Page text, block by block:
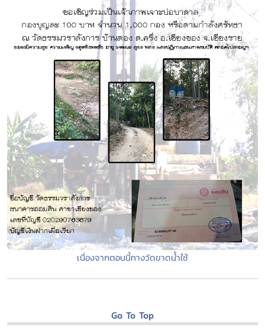
เนื่องจากตอนนี้ทางวัดขาดน้ำใช้
Go To Top